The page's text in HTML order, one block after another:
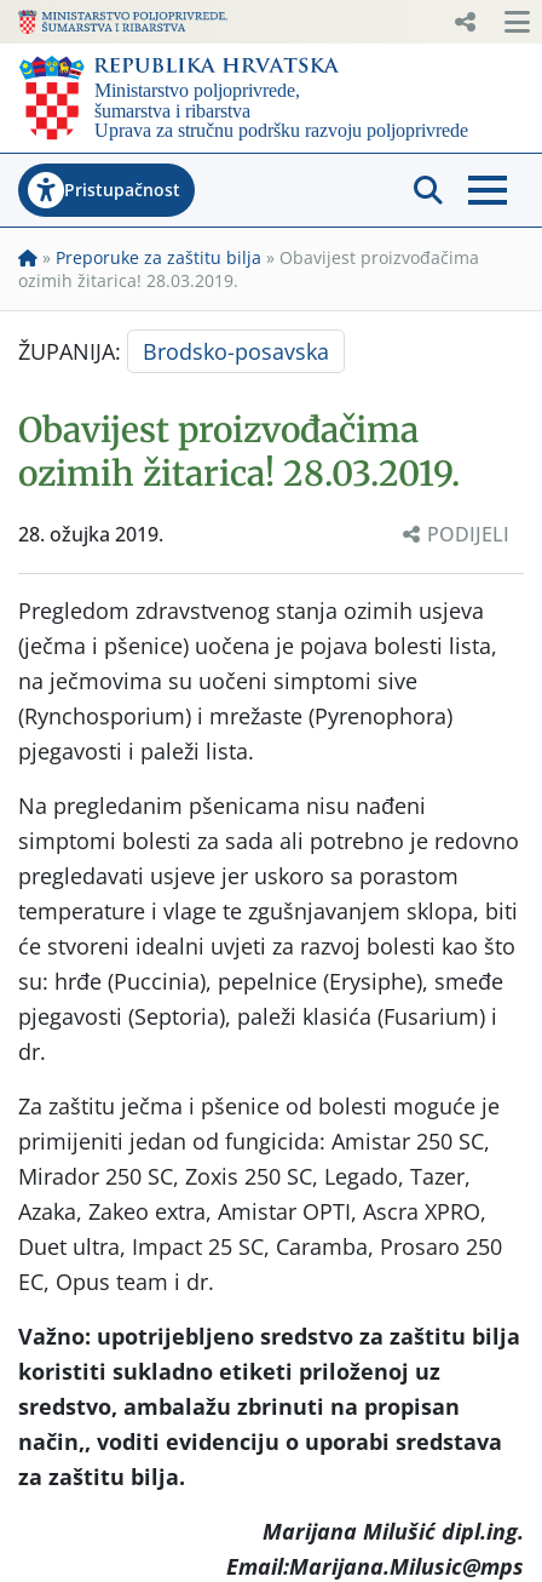
Pristupačnost
» Preporuke za zaštitu bilja » Obavijest proizvođačima
ozimih žitarica! 28.03.2019.
ŽUPANIJA: Brodsko-posavska
Obavijest proizvođačima
ozimih žitarica! 28.03.2019.
28. ožujka 2019. PODIJELI
Pregledom zdravstvenog stanja ozimih usjeva
(ječma i pšenice) uočena je pojava bolesti lista,
na ječmovima su uočeni simptomi sive
(Rynchosporium) i mrežaste (Pyrenophora)
pjegavosti i paleži lista.
Na pregledanim pšenicama nisu nađeni
simptomi bolesti za sada ali potrebno je redovno
pregledavati usjeve jer uskoro sa porastom
temperature i vlage te zgušnjavanjem sklopa, biti
će stvoreni idealni uvjeti za razvoj bolesti kao što
su: hrđe (Puccinia), pepelnice (Erysiphe), smeđe
pjegavosti (Septoria), paleži klasića (Fusarium) i
dr.
Za zaštitu ječma i pšenice od bolesti moguće je
primijeniti jedan od fungicida: Amistar 250 SC,
Mirador 250 SC, Zoxis 250 SC, Legado, Tazer,
Azaka, Zakeo extra, Amistar OPTI, Ascra XPRO,
Duet ultra, Impact 25 SC, Caramba, Prosaro 250
EC, Opus team i dr.
Važno: upotrijebljeno sredstvo za zaštitu bilja
koristiti sukladno etiketi priloženoj uz
sredstvo, ambalažu zbrinuti na propisan
način,, voditi evidenciju o uporabi sredstava
za zaštitu bilja.
Marijana Milušić dipl.ing.
Email:Marijana.Milusic@mps